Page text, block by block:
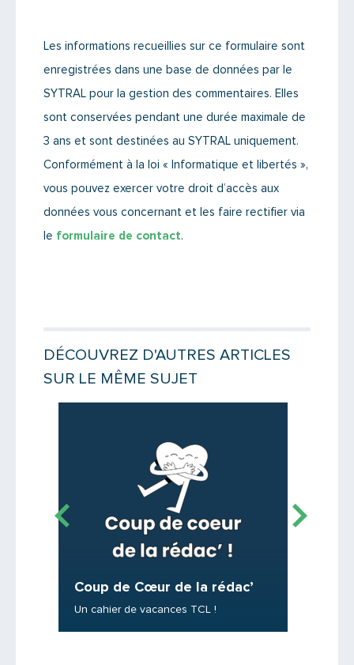
Les informations recueillies sur ce formulaire sont
enregistrées dans une base de données par le
SYTRAL pour la gestion des commentaires. Elles
sont conservées pendant une durée maximale de
3 ans et sont destinées au SYTRAL uniquement.
Conformément à la loi « Informatique et libertés »,
vous pouvez exercer votre droit d’accès aux
données vous concernant et les faire rectifier via
le formulaire de contact.
DÉCOUVREZ D'AUTRES ARTICLES
SUR LE MÊME SUJET
Coup de Cœur de la rédac’
Un cahier de vacances TCL !